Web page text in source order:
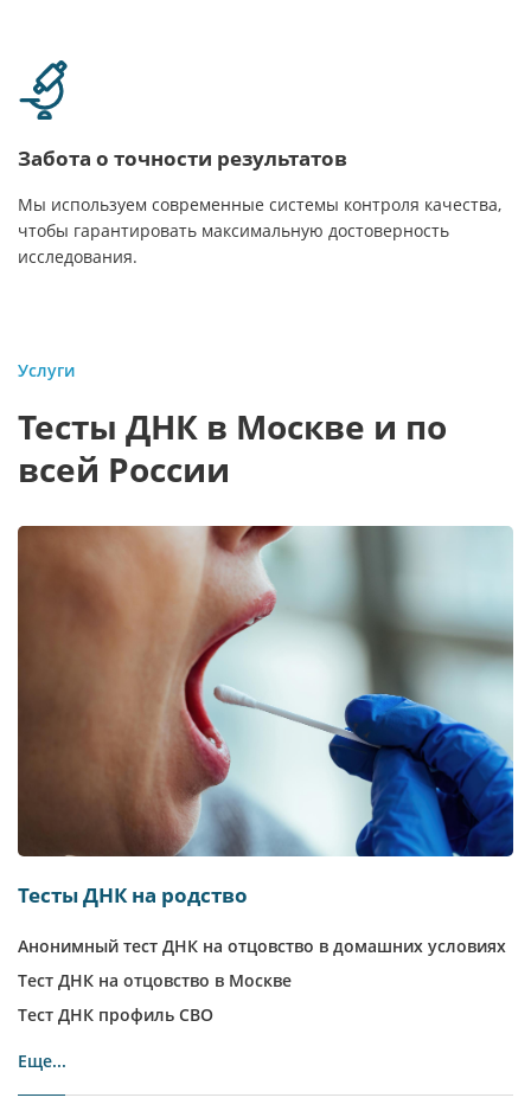
Забота о точности результатов
Мы используем современные системы контроля качества,
чтобы гарантировать максимальную достоверность
исследования.
Услуги
Тесты ДНК в Москве и по
всей России
Тесты ДНК на родство
Анонимный тест ДНК на отцовство в домашних условиях
Тест ДНК на отцовство в Москве
Тест ДНК профиль СВО
Еще...